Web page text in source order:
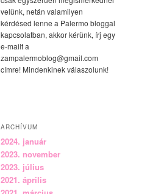
velünk, netán valamilyen
kérdésed lenne a Palermo bloggal
kapcsolatban, akkor kérünk, írj egy
e-mailt a
zampalermoblog@gmail.com
címre! Mindenkinek válaszolunk!
ARCHÍVUM
2024. január
2023. november
2023. július
2021. április